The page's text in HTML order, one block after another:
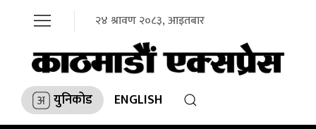
२४ श्रावण २०८३, आइतबार
युनिकोड ENGLISH